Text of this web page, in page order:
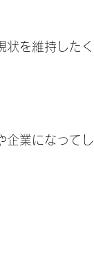
状を維持したく
企業になってし